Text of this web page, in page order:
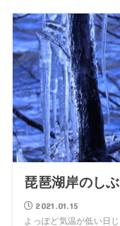
琵琶湖岸のし
2021.01.15
よっぽど気温が低い日